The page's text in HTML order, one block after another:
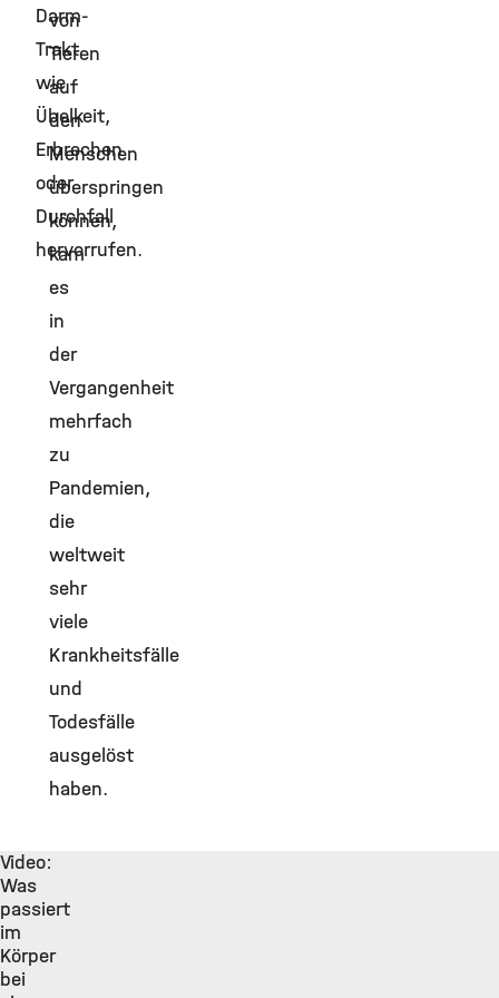
Darm-
Trakt
wie
Übelkeit,
Erbrechen
oder
Durchfall
hervorrufen.
von
Tieren
auf
den
Menschen
überspringen
können,
kam
es
in
der
Vergangenheit
mehrfach
zu
Pandemien,
die
weltweit
sehr
viele
Krankheitsfälle
und
Todesfälle
ausgelöst
haben.
Video:
Was
passiert
im
Körper
bei